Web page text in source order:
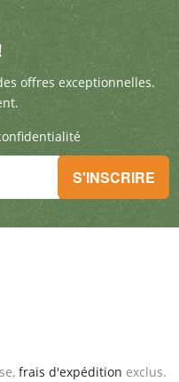
reçois des offres
offres exceptionnelles.
offres exceptionnelles.
S'INSCRIRE
frais d'expédition exclus.